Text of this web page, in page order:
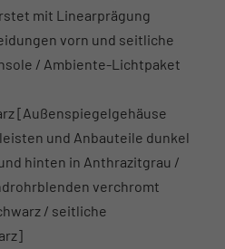
mit Linearprägung
vorn und seitliche
/ Ambiente-Lichtpaket
[Außenspiegelgehäuse
und Anbauteile dunkel
hinten in Anthrazitgrau /
verchromt
/ seitliche